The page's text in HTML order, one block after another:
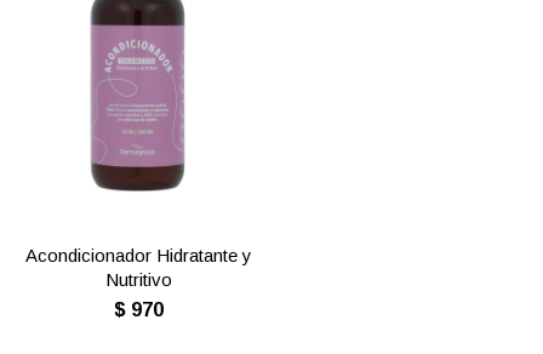
Acondicionador Hidratante y
Nutritivo
$ 970